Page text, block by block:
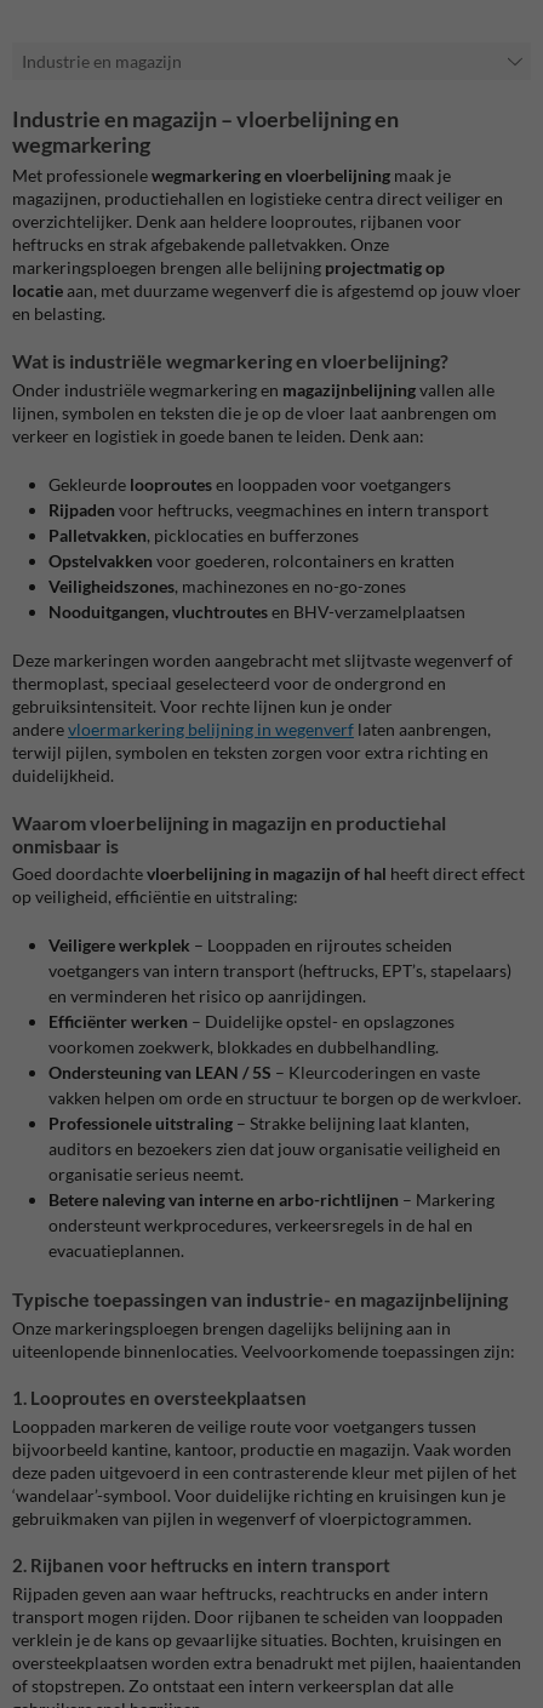
Industrie en magazijn
Industrie en magazijn – vloerbelijning en
wegmarkering
Met professionelewegmarkering en vloerbelijning maak je
magazijnen, productiehallen en logistieke centra direct veiliger en
overzichtelijker. Denk aan heldere looproutes, rijbanen voor
heftrucks en strak afgebakende palletvakken. Onze
markeringsploegen brengen alle belijning projectmatig op
locatieaan, met duurzame wegenverf die is afgestemd op jouw vloer
en belasting.
Wat is industriële wegmarkering en vloerbelijning?
Onder industriële wegmarkering en magazijnbelijningvallen alle
lijnen, symbolen en teksten die je op de vloer laat aanbrengen om
verkeer en logistiek in goede banen te leiden. Denk aan:
Gekleurde looproutesen looppaden voor voetgangers
Rijpaden voor heftrucks, veegmachines en intern transport
Palletvakken, picklocaties en bufferzones
Opstelvakken voor goederen, rolcontainers en kratten
Veiligheidszones, machinezones en no-go-zones
Nooduitgangen, vluchtroutesen BHV-verzamelplaatsen
Deze markeringen worden aangebracht met slijtvaste wegenverf of
thermoplast, speciaal geselecteerd voor de ondergrond en
gebruiksintensiteit. Voor rechte lijnen kun je onder
anderevloermarkering belijning in wegenverf laten aanbrengen,
terwijl pijlen, symbolen en teksten zorgen voor extra richting en
duidelijkheid.
Waarom vloerbelijning in magazijn en productiehal
onmisbaar is
Goed doordachtevloerbelijning in magazijn of hal heeft direct effect
op veiligheid, efficiëntie en uitstraling:
Veiligere werkplek – Looppaden en rijroutes scheiden
voetgangers van intern transport (heftrucks, EPT’s, stapelaars)
en verminderen het risico op aanrijdingen.
Efficiënter werken – Duidelijke opstel- en opslagzones
voorkomen zoekwerk, blokkades en dubbelhandling.
Ondersteuning van LEAN / 5S – Kleurcoderingen en vaste
vakken helpen om orde en structuur te borgen op de werkvloer.
Professionele uitstraling – Strakke belijning laat klanten,
auditors en bezoekers zien dat jouw organisatie veiligheid en
organisatie serieus neemt.
Betere naleving van interne en arbo-richtlijnen – Markering
ondersteunt werkprocedures, verkeersregels in de hal en
evacuatieplannen.
Typische toepassingen van industrie- en magazijnbelijning
Onze markeringsploegen brengen dagelijks belijning aan in
uiteenlopende binnenlocaties. Veelvoorkomende toepassingen zijn:
1. Looproutes en oversteekplaatsen
Looppaden markeren de veilige route voor voetgangers tussen
bijvoorbeeld kantine, kantoor, productie en magazijn. Vaak worden
deze paden uitgevoerd in een contrasterende kleur met pijlen of het
‘wandelaar’-symbool. Voor duidelijke richting en kruisingen kun je
gebruikmaken van pijlen in wegenverf of vloerpictogrammen.
2. Rijbanen voor heftrucks en intern transport
Rijpaden geven aan waar heftrucks, reachtrucks en ander intern
transport mogen rijden. Door rijbanen te scheiden van looppaden
verklein je de kans op gevaarlijke situaties. Bochten, kruisingen en
oversteekplaatsen worden extra benadrukt met pijlen, haaientanden
of stopstrepen. Zo ontstaat een intern verkeersplan dat alle